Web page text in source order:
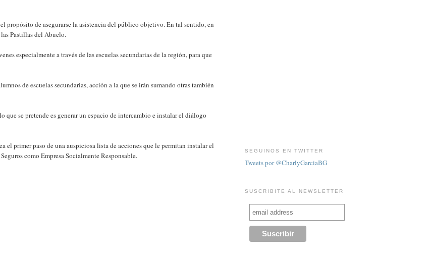
propósito de asegurarse la asistencia del público objetivo. En tal sentido, en
Pastillas del Abuelo.
especialmente a través de las escuelas secundarias de la región, para que
de escuelas secundarias, acción a la que se irán sumando otras también
se pretende es generar un espacio de intercambio e instalar el diálogo
el primer paso de una auspiciosa lista de acciones que le permitan instalar el
como Empresa Socialmente Responsable.
SEGUINOS EN TWITTER
Tweets por @CharlyGarciaBG
SUSCRIBITE AL NEWSLETTER